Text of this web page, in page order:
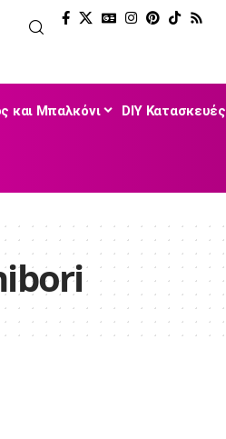
και Μπαλκόνι DIY Κατασκευές